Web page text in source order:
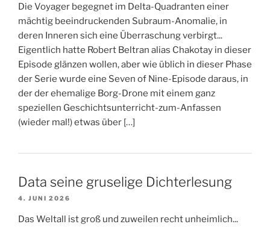
Die Voyager begegnet im Delta-Quadranten einer
mächtig beeindruckenden Subraum-Anomalie, in
deren Inneren sich eine Überraschung verbirgt...
Eigentlich hatte Robert Beltran alias Chakotay in dieser
Episode glänzen wollen, aber wie üblich in dieser Phase
der Serie wurde eine Seven of Nine-Episode daraus, in
der der ehemalige Borg-Drone mit einem ganz
speziellen Geschichtsunterricht-zum-Anfassen
(wieder mal!) etwas über […]
Data seine gruselige Dichterlesung
4. JUNI 2026
Das Weltall ist groß und zuweilen recht unheimlich...